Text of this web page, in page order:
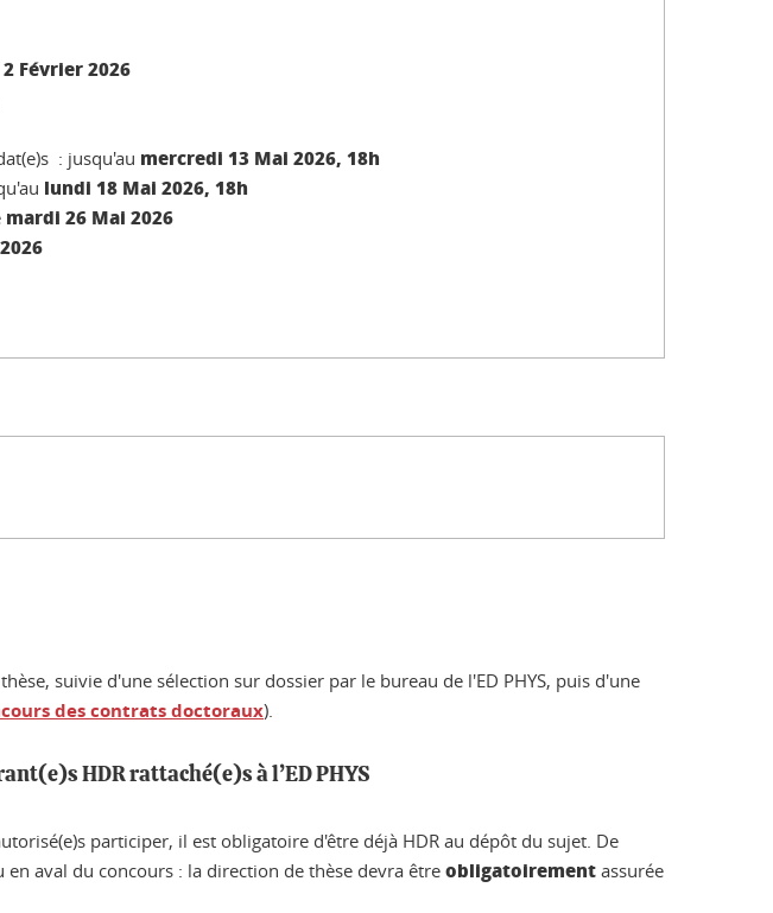
Février 2026
: jusqu'au mercredi 13 Mai 2026, 18h
lundi 18 Mai 2026, 18h
mardi 26 Mai 2026
suivie d'une sélection sur dossier par le bureau de l'ED PHYS, puis d'une
des contrats doctoraux).
HDR rattaché(e)s à l’ED PHYS
participer, il est obligatoire d'être déjà HDR au dépôt du sujet. De
aval du concours : la direction de thèse devra être obligatoirement assurée